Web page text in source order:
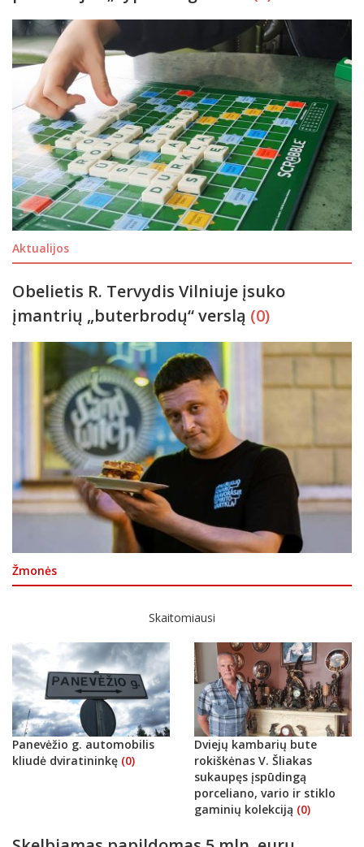
Aktualijos
Obelietis R. Tervydis Vilniuje įsuko
įmantrių „buterbrodų“ verslą (0)
Žmonės
Skaitomiausi
Panevėžio g. automobilis
kliudė dviratininkę (0)
Dviejų kambarių bute
rokiškėnas V. Šliakas
sukaupęs įspūdingą
porceliano, vario ir stiklo
gaminių kolekciją (0)